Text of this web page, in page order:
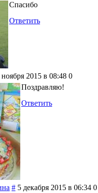
Спасибо
Ответить
2015 в 08:48 0
Поздравляю!
Ответить
# 5 декабря 2015 в 06:34 0